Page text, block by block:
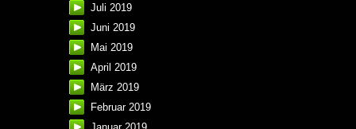
Juli 2019
Juni 2019
Mai 2019
April 2019
März 2019
Februar 2019